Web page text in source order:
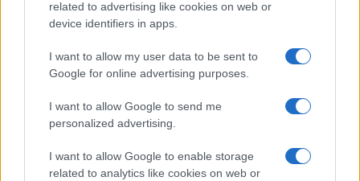
related to advertising like cookies on web or
device identifiers in apps.
I want to allow my user data to be sent to
Google for online advertising purposes.
I want to allow Google to send me
personalized advertising.
I want to allow Google to enable storage
related to analytics like cookies on web or